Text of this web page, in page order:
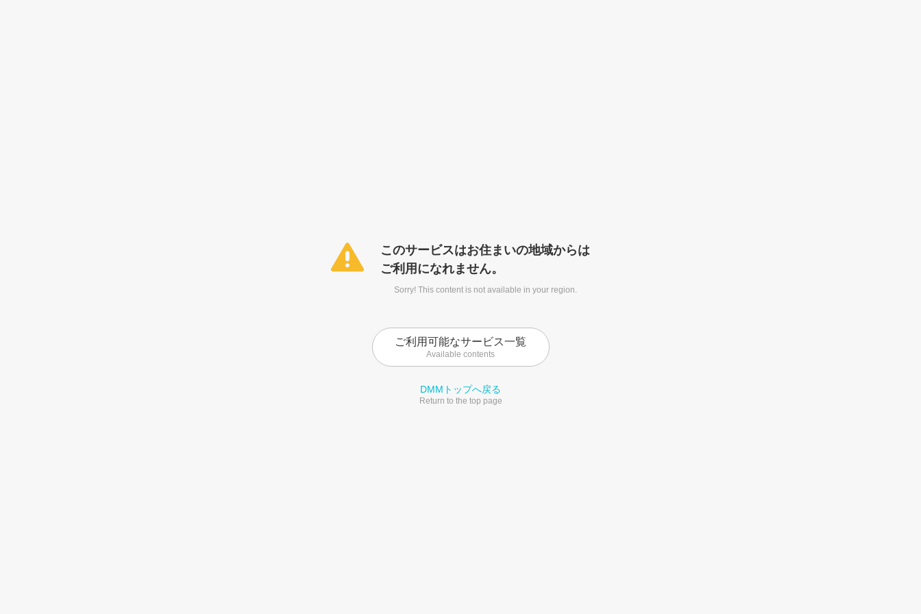
このサービスはお住まいの地域からは
ご利用になれません。
Sorry! This content is not available in your region.
ご利用可能なサービス一覧
Available contents
DMMトップへ戻る
Return to the top page